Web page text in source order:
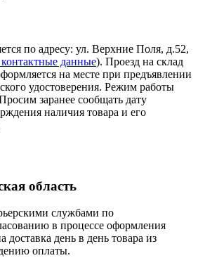
по адресу: ул. Верхние Поля, д.52,
данные). Проезд на склад
на месте при предъявлении
удостоверения. Режим работы
заранее сообщать дату
наличия товара и его
область
службами по
в процессе оформления
доставка день в день товара из
оплаты.